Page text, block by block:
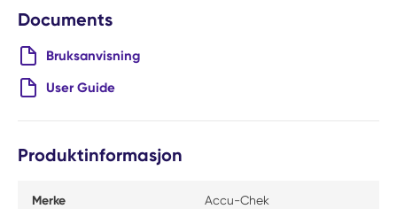
Documents
Bruksanvisning
User Guide
Produktinformasjon
Merke Accu-Chek